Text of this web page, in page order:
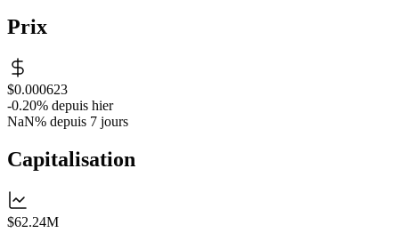
Prix
$0.000623
-0.20% depuis hier
NaN% depuis 7 jours
Capitalisation
$62.24M